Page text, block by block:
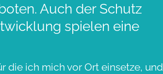
Auch der Schutz
spielen eine
die ich mich vor Ort einsetze, und